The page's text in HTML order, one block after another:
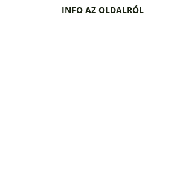
INFO AZ OLDALRÓL